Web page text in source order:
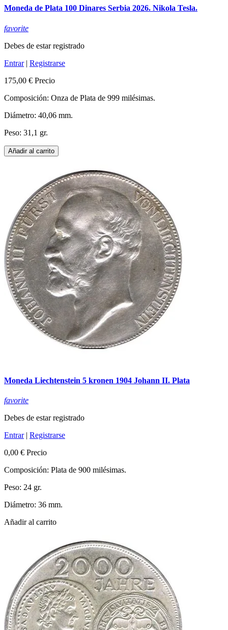
Moneda de Plata 100 Dinares Serbia 2026. Nikola Tesla.
favorite
Debes de estar registrado
Entrar| Registrarse
175,00 € Precio
Composición: Onza de Plata de 999 milésimas.
Diámetro: 40,06 mm.
Peso: 31,1 gr.
Añadir al carrito
Moneda Liechtenstein 5 kronen 1904 Johann II. Plata
favorite
Debes de estar registrado
Entrar| Registrarse
0,00 € Precio
Composición: Plata de 900 milésimas.
Peso: 24 gr.
Diámetro: 36 mm.
Añadir al carrito